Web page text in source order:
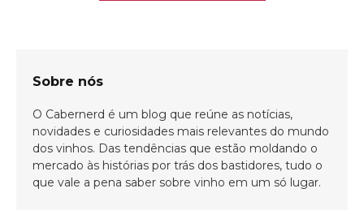
Sobre nós
O Cabernerd é um blog que reúne as notícias,
novidades e curiosidades mais relevantes do mundo
dos vinhos. Das tendências que estão moldando o
mercado às histórias por trás dos bastidores, tudo o
que vale a pena saber sobre vinho em um só lugar.